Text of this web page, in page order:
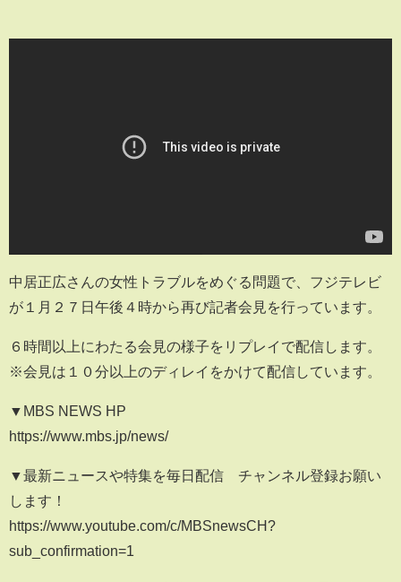
中居正広さんの女性トラブルをめぐる問題で、フジテレビ
が１月２７日午後４時から再び記者会見を行っています。
６時間以上にわたる会見の様子をリプレイで配信します。
※会見は１０分以上のディレイをかけて配信しています。
▼MBS NEWS HP
https://www.mbs.jp/news/
▼最新ニュースや特集を毎日配信 チャンネル登録お願い
します！
https://www.youtube.com/c/MBSnewsCH?
sub_confirmation=1